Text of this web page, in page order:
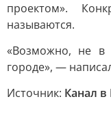
проектом».
называются.
«Возможно, не
городе», —
Источник: Канал